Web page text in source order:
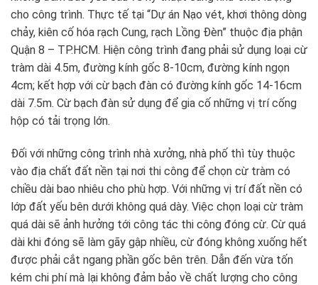
cho công trình. Thực tế tại “Dự án Nạo vét, khơi thông dòng
chảy, kiên cố hóa rạch Cung, rạch Lồng Đèn” thuộc địa phận
Quận 8 – TP.HCM. Hiện công trình đang phải sử dụng loại cừ
tràm dài 4.5m, đường kính gốc 8-10cm, đường kính ngọn
4cm; kết hợp với cừ bạch đàn có đường kính gốc 14-16cm
dài 7.5m. Cừ bạch đàn sử dụng để gia cố những vị trí cống
hộp có tải trọng lớn.
Đối với những công trình nhà xưởng, nhà phố thì tùy thuộc
vào địa chất đất nền tại nơi thi công để chọn cừ tràm có
chiều dài bao nhiêu cho phù hợp. Với những vị trí đất nền có
lớp đất yếu bên dưới không quá dày. Việc chọn loại cừ tràm
quá dài sẽ ảnh hưởng tới công tác thi công đóng cừ. Cừ quá
dài khi đóng sẽ làm gãy gập nhiều, cừ đóng không xuống hết
được phải cắt ngang phần gốc bên trên. Dẫn đến vừa tốn
kém chi phí mà lại không đảm bảo về chất lượng cho công